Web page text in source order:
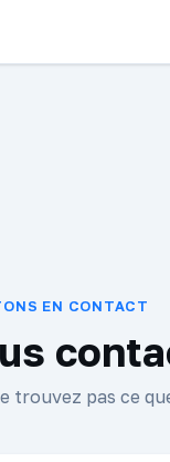
EN CONTACT
trouvez pas ce